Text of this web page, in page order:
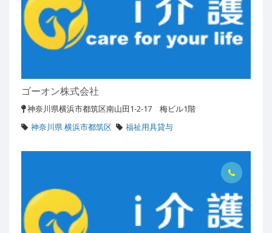
ゴーオン株式会社
神奈川県横浜市都筑区南山田1-2-17 梅ビル1階
神奈川県 横浜市都筑区
福祉用具貸与